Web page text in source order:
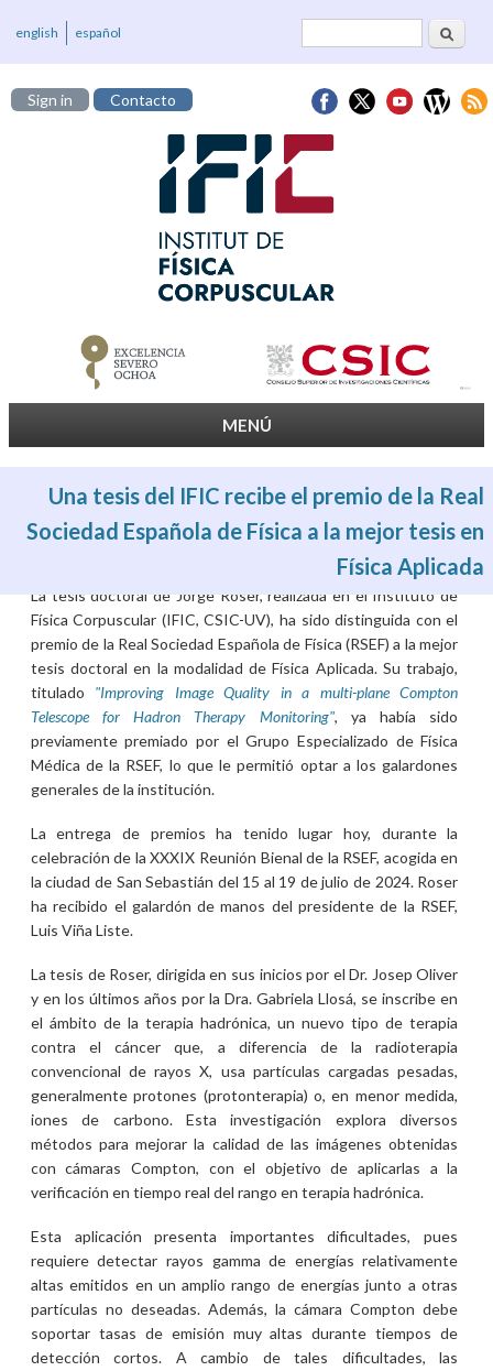
Formulari deCerca
english español
Sign in Contacto
MENÚ
Una tesis del IFIC recibe el premio de la Real
Sociedad Española de Física a la mejor tesis en
Física Aplicada
La tesis doctoral de Jorge Roser, realizada en el Instituto de
Física Corpuscular (IFIC, CSIC-UV), ha sido distinguida con el
premio de la Real Sociedad Española de Física (RSEF) a la mejor
tesis doctoral en la modalidad de Física Aplicada. Su trabajo,
titulado "Improving Image Quality in a multi-plane Compton
Telescope for Hadron Therapy Monitoring", ya había sido
previamente premiado por el Grupo Especializado de Física
Médica de la RSEF, lo que le permitió optar a los galardones
generales de la institución.
La entrega de premios ha tenido lugar hoy, durante la
celebración de la XXXIX Reunión Bienal de la RSEF, acogida en
la ciudad de San Sebastián del 15 al 19 de julio de 2024. Roser
ha recibido el galardón de manos del presidente de la RSEF,
Luis Viña Liste.
La tesis de Roser, dirigida en sus inicios por el Dr. Josep Oliver
y en los últimos años por la Dra. Gabriela Llosá, se inscribe en
el ámbito de la terapia hadrónica, un nuevo tipo de terapia
contra el cáncer que, a diferencia de la radioterapia
convencional de rayos X, usa partículas cargadas pesadas,
generalmente protones (protonterapia) o, en menor medida,
iones de carbono. Esta investigación explora diversos
métodos para mejorar la calidad de las imágenes obtenidas
con cámaras Compton, con el objetivo de aplicarlas a la
verificación en tiempo real del rango en terapia hadrónica.
Esta aplicación presenta importantes dificultades, pues
requiere detectar rayos gamma de energías relativamente
altas emitidos en un amplio rango de energías junto a otras
partículas no deseadas. Además, la cámara Compton debe
soportar tasas de emisión muy altas durante tiempos de
detección cortos. A cambio de tales dificultades, las